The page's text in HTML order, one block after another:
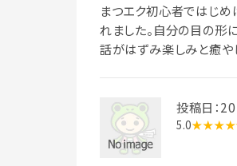
まつエク初心者ではじめ
れました。自分の目の形
話がはずみ楽しみと癒や
投稿日：
5.0